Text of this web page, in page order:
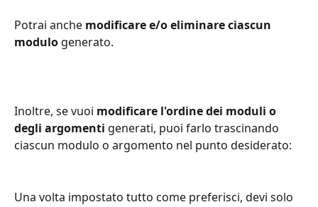
Potrai anche modificare e/o eliminare ciascun
modulo generato.
Inoltre, se vuoi modificare l'ordine dei moduli o
degli argomenti generati, puoi farlo trascinando
ciascun modulo o argomento nel punto desiderato:
Una volta impostato tutto come preferisci, devi solo